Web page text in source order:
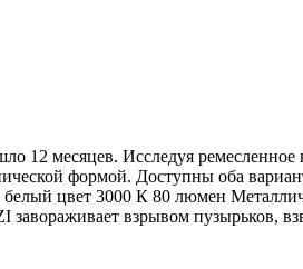
12 месяцев. Исследуя
формой. Доступны оба
цвет 3000 К 80 люмен
взрывом пузырьков,